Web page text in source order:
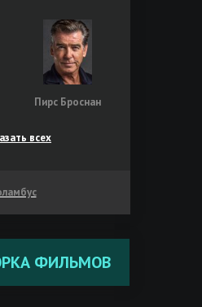
Пирс Броснан
всех
ФИЛЬМОВ